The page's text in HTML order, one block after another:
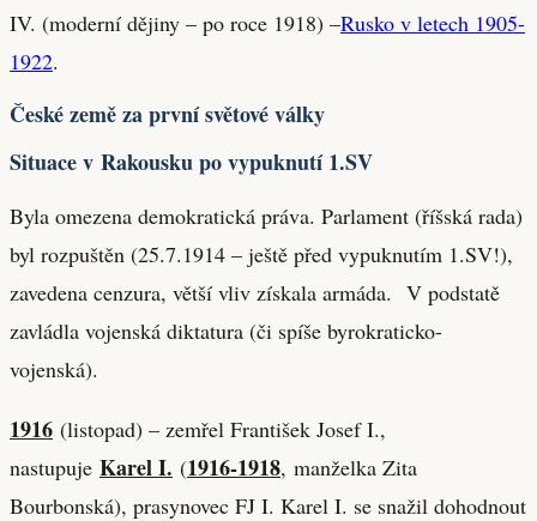
IV. (moderní dějiny – po roce 1918) –Rusko v letech 1905-
1922.
České země za první světové války
Situace v Rakousku po vypuknutí 1.SV
Byla omezena demokratická práva. Parlament (říšská rada)
byl rozpuštěn (25.7.1914 – ještě před vypuknutím 1.SV!),
zavedena cenzura, větší vliv získala armáda. V podstatě
zavládla vojenská diktatura (či spíše byrokraticko-
vojenská).
1916 (listopad) – zemřel František Josef I.,
nastupuje Karel I. (1916-1918, manželka Zita
Bourbonská), prasynovec FJ I. Karel I. se snažil dohodnout